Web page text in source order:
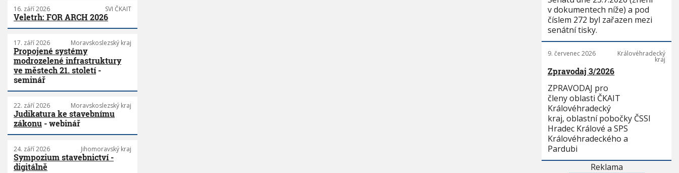
16. září 2026 SVI ČKAIT
Veletrh: FOR ARCH 2026
17. září 2026 Moravskoslezský kraj
Propojené systémy
modrozelené infrastruktury
ve městech 21. století-
seminář
22. září 2026 Moravskoslezský kraj
Judikatura ke stavebnímu
zákonu - webinář
24. září 2026 Jihomoravský kraj
Sympozium stavebnictví -
digitálně
v dokumentech níže) a pod
číslem 272 byl zařazen mezi
senátní tisky.
9. červenec 2026 Královéhradecký
kraj
Zpravodaj 3/2026
ZPRAVODAJ pro
členy oblasti ČKAIT
Královéhradecký
kraj, oblastní pobočky ČSSI
Hradec Králové a SPS
Královéhradeckého a
Pardubi
Reklama